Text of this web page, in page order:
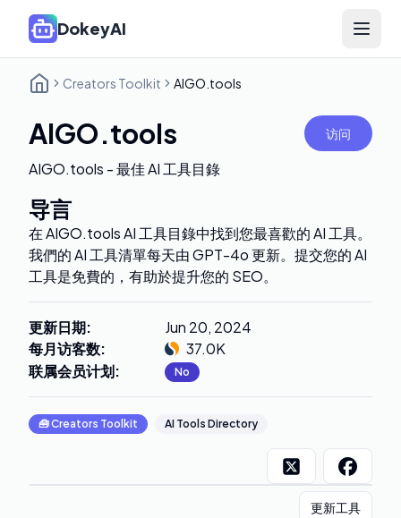
DokeyAI Open
Creators Toolkit AIGO.tools
AIGO.tools 访问
AIGO.tools - 最佳 AI 工具目錄
导言
在 AIGO.tools AI 工具目錄中找到您最喜歡的 AI 工具。
我們的 AI 工具清單每天由 GPT-4o 更新。提交您的 AI
工具是免費的，有助於提升您的 SEO。
更新日期:
Jun 20, 2024
每月访客数:
37.0K
联属会员计划: No
🧰Creators Toolkit AI Tools Directory
更新工具